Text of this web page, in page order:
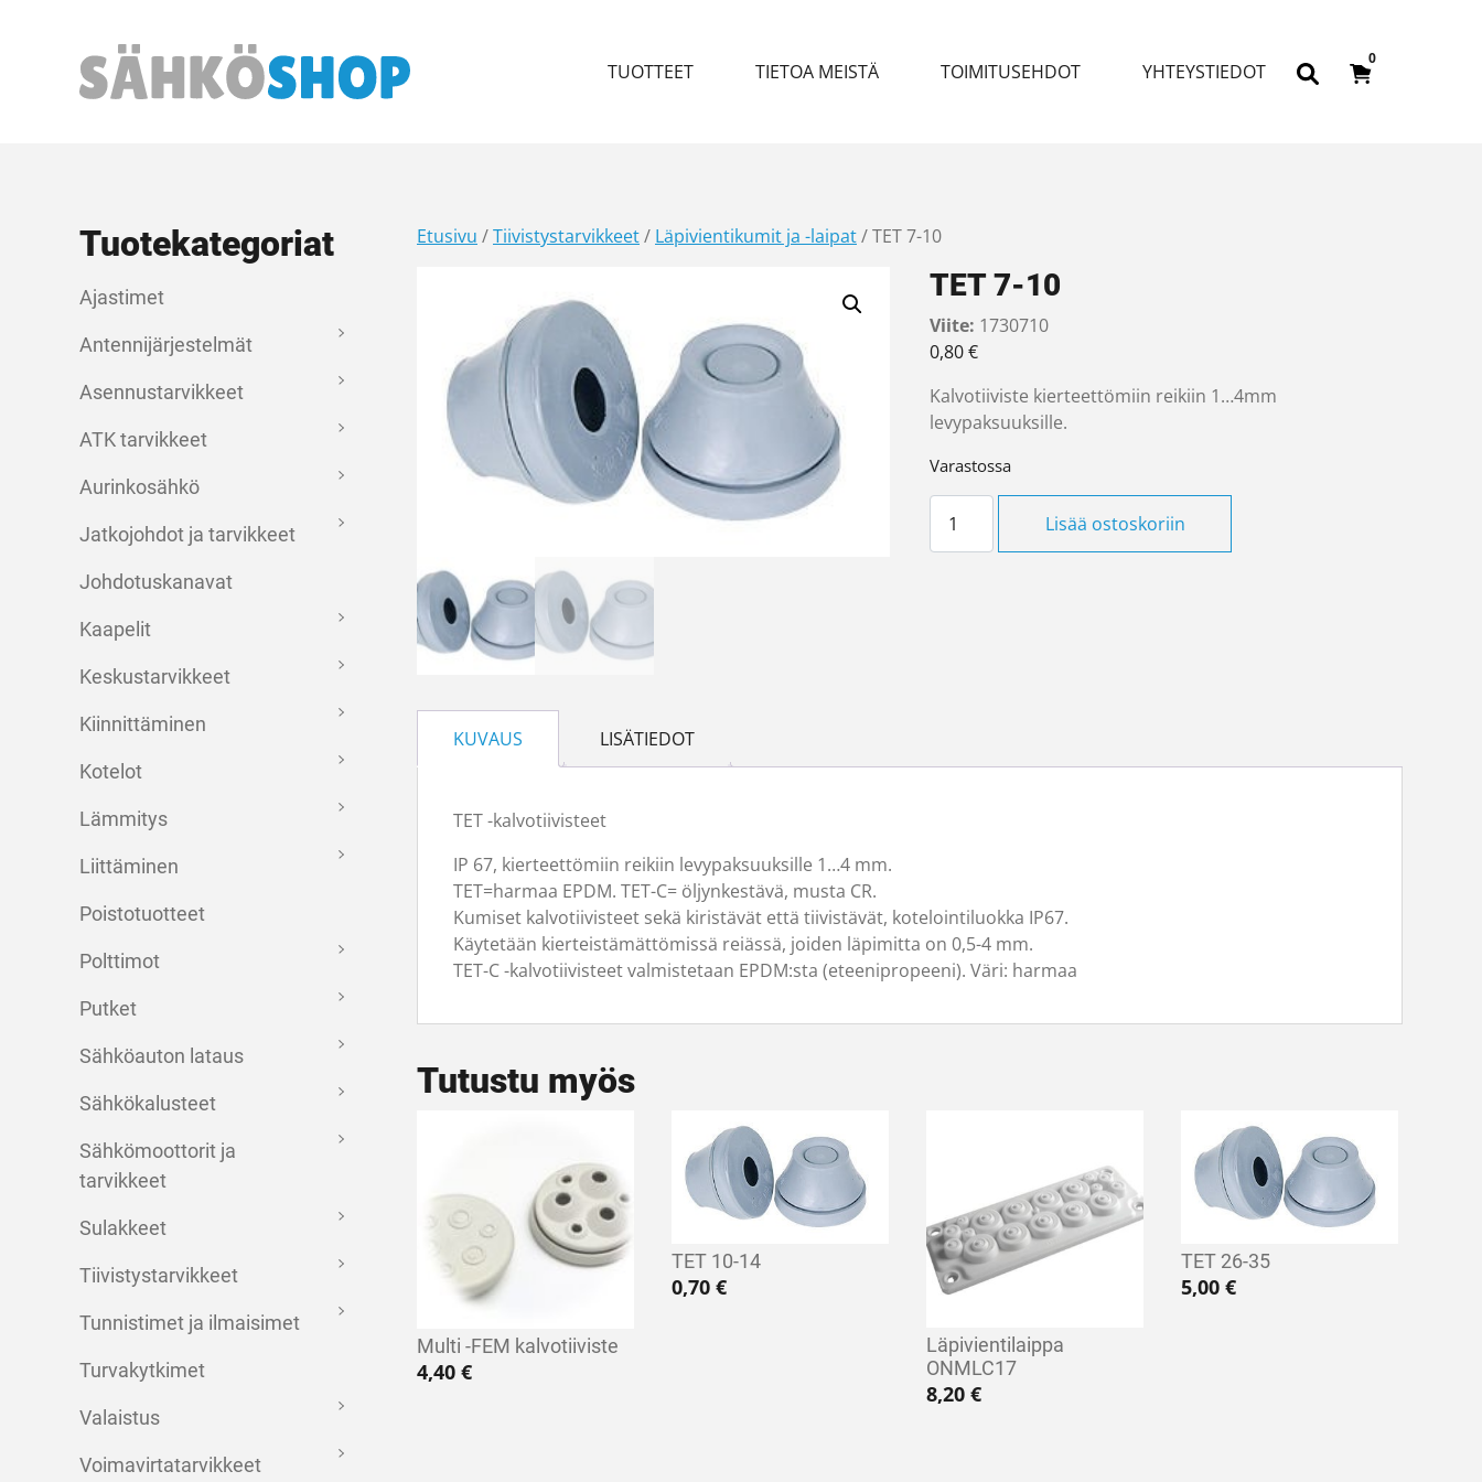
Päävalikko TUOTTEET TIETOA MEISTÄ TOIMITUSEHDOT YHTEYSTIEDOT
0
Tuotekategoriat
Ajastimet
Antennijärjestelmät
Asennustarvikkeet
ATK tarvikkeet
Aurinkosähkö
Jatkojohdot ja tarvikkeet
Johdotuskanavat
Kaapelit
Keskustarvikkeet
Kiinnittäminen
Kotelot
Lämmitys
Liittäminen
Poistotuotteet
Polttimot
Putket
Sähköauton lataus
Sähkökalusteet
Sähkömoottorit ja
tarvikkeet
Sulakkeet
Tiivistystarvikkeet
Tunnistimet ja ilmaisimet
Turvakytkimet
Valaistus
Voimavirtatarvikkeet
Etusivu /Tiivistystarvikkeet/ Läpivientikumit ja -laipat/ TET 7-10
TET 7-10
Viite: 1730710
0,80€
Kalvotiiviste kierteettömiin reikiin 1…4mm
levypaksuuksille.
Varastossa
Lisää ostoskoriin
KUVAUS LISÄTIEDOT
TET -kalvotiivisteet
IP 67, kierteettömiin reikiin levypaksuuksille 1…4 mm.
TET=harmaa EPDM. TET-C= öljynkestävä, musta CR.
Kumiset kalvotiivisteet sekä kiristävät että tiivistävät, kotelointiluokka IP67.
Käytetään kierteistämättömissä reiässä, joiden läpimitta on 0,5-4 mm.
TET-C -kalvotiivisteet valmistetaan EPDM:sta (eteenipropeeni). Väri: harmaa
Tutustu myös
Multi -FEM kalvotiiviste
4,40 €
TET 10-14
0,70€
Läpivientilaippa
ONMLC17
8,20€
TET 26-35
5,00€